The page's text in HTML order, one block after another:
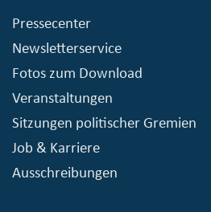
Pressecenter
Newsletterservice
Fotos zum Download
Veranstaltungen
Sitzungen politischer Gremien
Job & Karriere
Ausschreibungen